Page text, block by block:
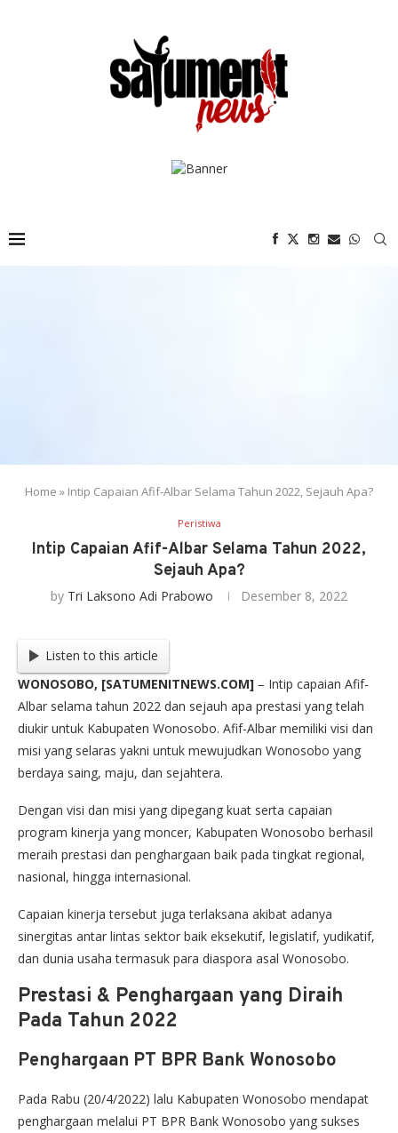
Home » Intip Capaian Afif-Albar Selama Tahun 2022, Sejauh Apa?
Peristiwa
Intip Capaian Afif-Albar Selama Tahun 2022,
Sejauh Apa?
by Tri Laksono Adi Prabowo Desember 8, 2022
Listen to this article
WONOSOBO, [SATUMENITNEWS.COM] – Intip capaian Afif-
Albar selama tahun 2022 dan sejauh apa prestasi yang telah
diukir untuk Kabupaten Wonosobo. Afif-Albar memiliki visi dan
misi yang selaras yakni untuk mewujudkan Wonosobo yang
berdaya saing, maju, dan sejahtera.
Dengan visi dan misi yang dipegang kuat serta capaian
program kinerja yang moncer, Kabupaten Wonosobo berhasil
meraih prestasi dan penghargaan baik pada tingkat regional,
nasional, hingga internasional.
Capaian kinerja tersebut juga terlaksana akibat adanya
sinergitas antar lintas sektor baik eksekutif, legislatif, yudikatif,
dan dunia usaha termasuk para diaspora asal Wonosobo.
Prestasi & Penghargaan yang Diraih
Pada Tahun 2022
Penghargaan PT BPR Bank Wonosobo
Pada Rabu (20/4/2022) lalu Kabupaten Wonosobo mendapat
penghargaan melalui PT BPR Bank Wonosobo yang sukses